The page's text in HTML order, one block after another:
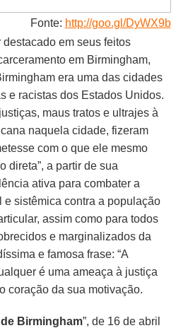
Fonte: http://goo.gl/DyWX9b
em seus feitos
em Birmingham,
era uma das cidades
e racistas dos Estados Unidos.
maus tratos e ultrajes à
naquela cidade, fizeram
com o que ele mesmo
direta”, a partir de sua
ativa para combater a
sistêmica contra a população
assim como para todos
e marginalizados da
e famosa frase: “A
é uma ameaça à justiça
coração da sua motivação.
Birmingham”, de 16 de abril